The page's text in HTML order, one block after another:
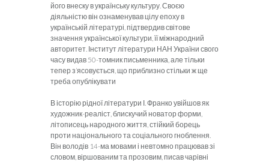
його внеску в українську культуру. Своєю
діяльністю він ознаменував цілу епоху в
українській літературі, підтвердив світове
значення української культури, її міжнародний
авторитет. Інститут літератури НАН України свого
часу видав 50-томник письменника, але тільки
тепер з’ясовується, що приблизно стільки ж ще
треба опублікувати
В історію рідної літератури І. Франко увійшов як
художник-реаліст, блискучий новатор форми,
літописець народного життя, стійкий борець
проти національного та соціального гноблення.
Він володів 14-ма мовами і невтомно працював зі
словом, віршованим та прозовим, писав чарівні